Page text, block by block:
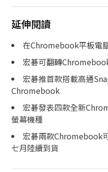
延伸閱讀
在Chromebook平板電
宏碁可翻轉
宏碁推首款搭載高通
Chromebook
宏碁發表四款全新
螢幕機種
宏碁兩款Chromebook
七月陸續到貨